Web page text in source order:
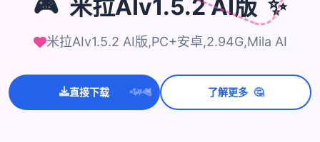
米拉AIv1.5.2 AI版 ✨
米拉AIv1.5.2 AI版,PC+安卓,2.94G,Mila AI
直接下载 ✨
⭐💫 了解更多 🤔